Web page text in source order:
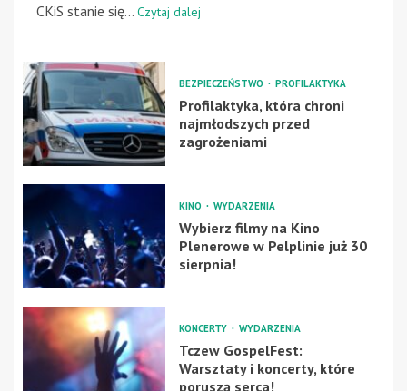
CKiS stanie się... Czytaj dalej
BEZPIECZEŃSTWO PROFILAKTYKA
Profilaktyka, która chroni
najmłodszych przed
zagrożeniami
KINO WYDARZENIA
Wybierz filmy na Kino
Plenerowe w Pelplinie już 30
sierpnia!
KONCERTY WYDARZENIA
Tczew GospelFest:
Warsztaty i koncerty, które
poruszą serca!